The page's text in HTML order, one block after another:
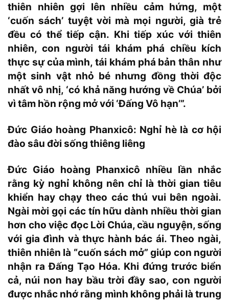
thiên nhiên gợi lên nhiều cảm hứng, một
‘cuốn sách’ tuyệt vời mà mọi người, già trẻ
đều có thể tiếp cận. Khi tiếp xúc với thiên
nhiên, con người tái khám phá chiều kích
thực sự của mình, tái khám phá bản thân như
một sinh vật nhỏ bé nhưng đồng thời độc
nhất vô nhị, ‘có khả năng hướng về Chúa’ bởi
vì tâm hồn rộng mở với ‘Đấng Vô hạn’”.
Đức Giáo hoàng Phanxicô: Nghỉ hè là cơ hội
đào sâu đời sống thiêng liêng
Đức Giáo hoàng Phanxicô nhiều lần nhắc
rằng kỳ nghỉ không nên chỉ là thời gian tiêu
khiển hay chạy theo các thú vui bên ngoài.
Ngài mời gọi các tín hữu dành nhiều thời gian
hơn cho việc đọc Lời Chúa, cầu nguyện, sống
với gia đình và thực hành bác ái. Theo ngài,
thiên nhiên là “cuốn sách mở” giúp con người
nhận ra Đấng Tạo Hóa. Khi đứng trước biển
cả, núi non hay bầu trời đầy sao, con người
được nhắc nhớ rằng mình không phải là trung